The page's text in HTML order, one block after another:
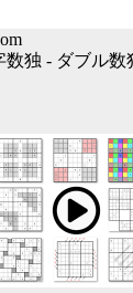
数独 - ダブル数